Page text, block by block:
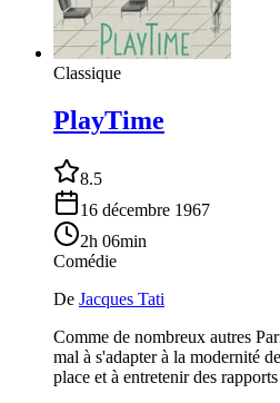
Classique
PlayTime
8.5
16 décembre 1967
2h 06min
Comédie
De Jacques Tati
Comme de nombreux autres
mal à s'adapter à la modernité
place et à entretenir des